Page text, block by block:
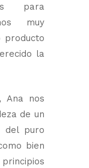
para
muy
producto
la
Ana nos
de un
del puro
bien